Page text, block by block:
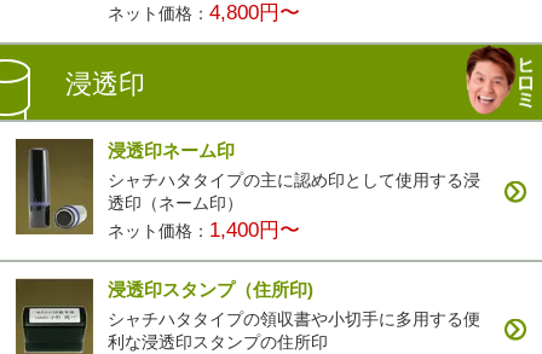
ネット価格：4,800円〜
浸透印
浸透印ネーム印
シャチハタタイプの主に認め印として使用する浸
透印（ネーム印）
ネット価格： 1,400円〜
浸透印スタンプ（住所印)
シャチハタタイプの領収書や小切手に多用する便
利な浸透印スタンプの住所印